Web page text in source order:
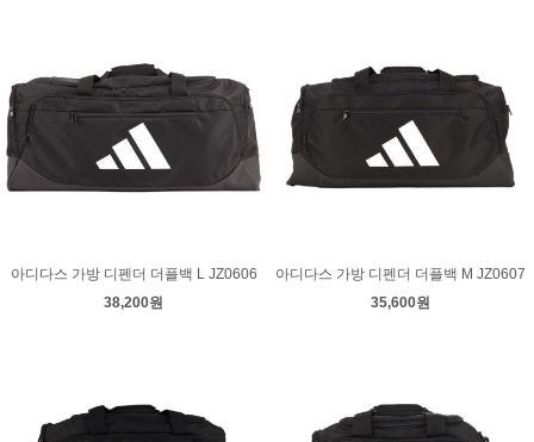
아디다스 가방 디펜더 더플백 L JZ0606
38,200원
아디다스 가방 디펜더 더플백 M JZ0607
35,600원